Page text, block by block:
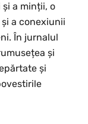
a minții, o
a conexiunii
În jurnalul
și
și